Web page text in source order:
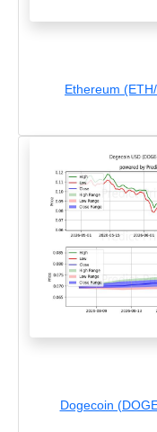
Ethereum
Dogecoin